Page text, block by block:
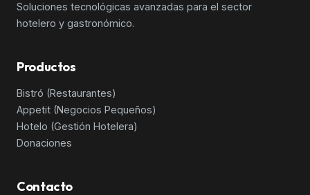
Soluciones tecnológicas avanzadas para el sector
hotelero y gastronómico.
Productos
Bistró (Restaurantes)
Appetit (Negocios Pequeños)
Hotelo (Gestión Hotelera)
Donaciones
Contacto